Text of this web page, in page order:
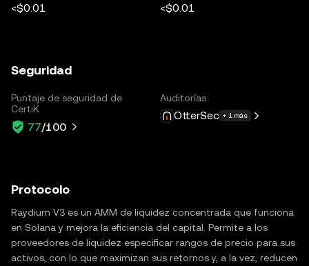
<$0.01 <$0.01
Seguridad
Puntaje de seguridad de
CertiK
77/100
Auditorías
OtterSec + 1 más
Protocolo
Raydium V3 es un AMM de liquidez concentrada que funciona
en Solana y mejora la eficiencia del capital. Permite a los
proveedores de liquidez especificar rangos de precio para sus
activos, con lo que maximizan sus retornos y, a la vez, reducen